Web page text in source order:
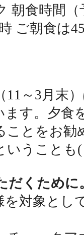
朝食時間（
ご朝食は
～3月末
ます。夕食
ことをお勧
いうことも
だくために
対象とし